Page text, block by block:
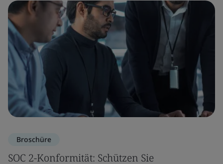
Broschüre
SOC 2-Konformität: Schützen Sie